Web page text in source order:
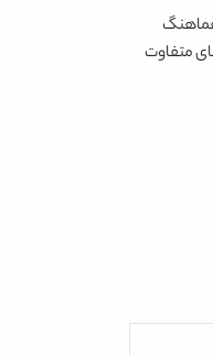
سایزهای 36، 37، 38، 39، 40 و 41 عرضه شده تا سایزهای متفاوت